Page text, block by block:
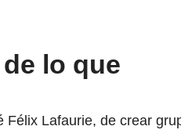
lo que
Lafaurie, de crear